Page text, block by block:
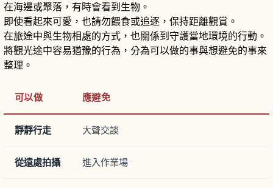
在海邊或聚落，有時會看到生物。
即使看起來可愛，也請勿餵食或追逐，保持距離觀賞。
在旅途中與生物相處的方式，也關係到守護當地環境的行動。
將觀光途中容易猶豫的行為，分為可以做的事與想避免的事來
整理。
可以做 應避免
靜靜行走 大聲交談
從遠處拍攝 進入作業場